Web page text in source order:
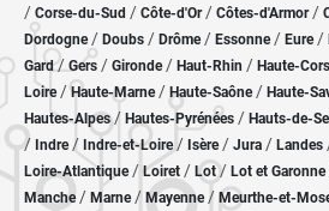
/ Corse-du-Sud / Côte-d'Or / Côtes-d'Armor/
Dordogne/ Doubs / Drôme/ Essonne / Eure/
Gard/Gers / Gironde/ Haut-Rhin / Haute-
Loire/Haute-Marne/ Haute-Saône/ Haute-
Hautes-Alpes/ Hautes-Pyrénées / Hauts-de-
/ Indre/ Indre-et-Loire/ Isère/ Jura / Landes
Loire-Atlantique/ Loiret / Lot/ Lot et Garonne
Manche/ Marne/ Mayenne/ Meurthe-et-